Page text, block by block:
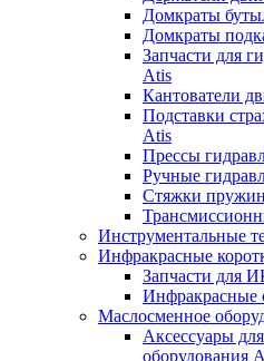
Домкраты
Домкраты
Запчасти для
Atis
Кантователи
Подставки
Atis
Прессы
Ручные
Стяжки
Инструментальные
Инфракрасные
Запчасти для
Инфракрасные
Маслосменное
Аксессуары
оборудования